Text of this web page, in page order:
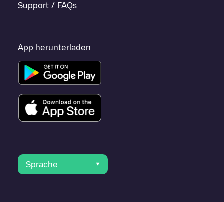
Support / FAQs
App herunterladen
Sprache